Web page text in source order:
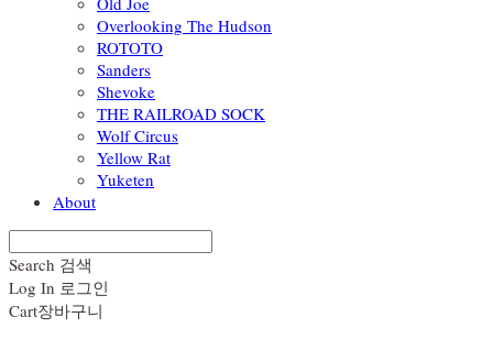
Overlooking The Hudson
ROTOTO
Sanders
Shevoke
THE RAILROAD SOCK
Wolf Circus
Yellow Rat
Yuketen
About
Search 검색
Log In 로그인
Cart장바구니